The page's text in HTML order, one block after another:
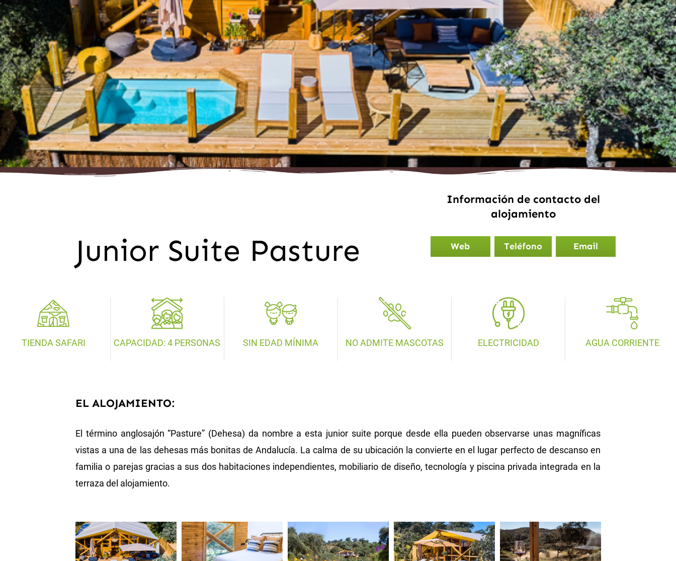
Junior Suite Pasture
Información de contacto del
alojamiento
Web Teléfono Email
TIENDA SAFARI CAPACIDAD: 4 PERSONAS SIN EDAD MÍNIMA NO ADMITE MASCOTAS ELECTRICIDAD AGUA CORRIENTE
EL ALOJAMIENTO:
El término anglosajón “Pasture” (Dehesa) da nombre a esta junior suite porque desde ella pueden observarse unas magníficas
vistas a una de las dehesas más bonitas de Andalucía. La calma de su ubicación la convierte en el lugar perfecto de descanso en
familia o parejas gracias a sus dos habitaciones independientes, mobiliario de diseño, tecnología y piscina privada integrada en la
terraza del alojamiento.